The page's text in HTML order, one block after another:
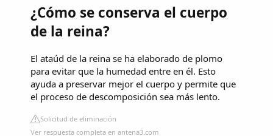
¿Cómo se conserva el cuerpo
de la reina?
El ataúd de la reina se ha elaborado de plomo
para evitar que la humedad entre en él. Esto
ayuda a preservar mejor el cuerpo y permite que
el proceso de descomposición sea más lento.
Solicitud de eliminación
Ver respuesta completa en antena3.com